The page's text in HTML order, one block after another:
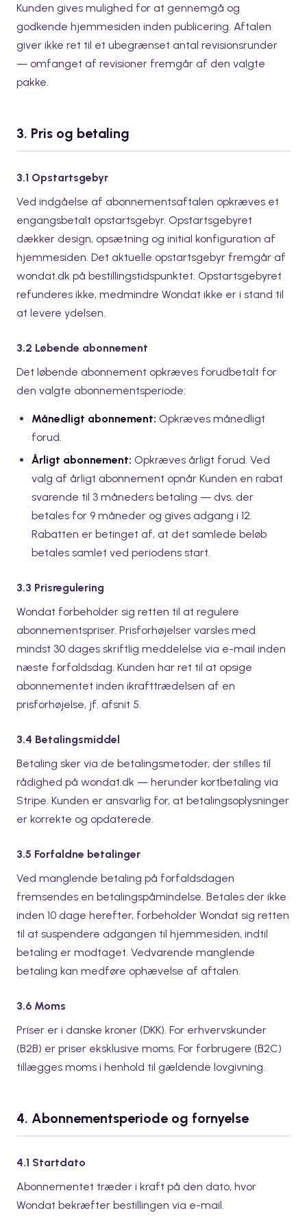
Kunden gives mulighed for at gennemgå og
godkende hjemmesiden inden publicering. Aftalen
giver ikke ret til et ubegrænset antal revisionsrunder
— omfanget af revisioner fremgår af den valgte
pakke.
3. Pris og betaling
3.1 Opstartsgebyr
Ved indgåelse af abonnementsaftalen opkræves et
engangsbetalt opstartsgebyr. Opstartsgebyret
dækker design, opsætning og initial konfiguration af
hjemmesiden. Det aktuelle opstartsgebyr fremgår af
wondat.dk på bestillingstidspunktet. Opstartsgebyret
refunderes ikke, medmindre Wondat ikke er i stand til
at levere ydelsen.
3.2 Løbende abonnement
Det løbende abonnement opkræves forudbetalt for
den valgte abonnementsperiode:
Månedligt abonnement: Opkræves månedligt
forud.
Årligt abonnement: Opkræves årligt forud. Ved
valg af årligt abonnement opnår Kunden en rabat
svarende til 3 måneders betaling — dvs. der
betales for 9 måneder og gives adgang i 12.
Rabatten er betinget af, at det samlede beløb
betales samlet ved periodens start.
3.3 Prisregulering
Wondat forbeholder sig retten til at regulere
abonnementspriser. Prisforhøjelser varsles med
mindst 30 dages skriftlig meddelelse via e-mail inden
næste forfaldsdag. Kunden har ret til at opsige
abonnementet inden ikrafttrædelsen af en
prisforhøjelse, jf. afsnit 5.
3.4 Betalingsmiddel
Betaling sker via de betalingsmetoder, der stilles til
rådighed på wondat.dk — herunder kortbetaling via
Stripe. Kunden er ansvarlig for, at betalingsoplysninger
er korrekte og opdaterede.
3.5 Forfaldne betalinger
Ved manglende betaling på forfaldsdagen
fremsendes en betalingspåmindelse. Betales der ikke
inden 10 dage herefter, forbeholder Wondat sig retten
til at suspendere adgangen til hjemmesiden, indtil
betaling er modtaget. Vedvarende manglende
betaling kan medføre ophævelse af aftalen.
3.6 Moms
Priser er i danske kroner (DKK). For erhvervskunder
(B2B) er priser eksklusive moms. For forbrugere (B2C)
tillægges moms i henhold til gældende lovgivning.
4. Abonnementsperiode og fornyelse
4.1 Startdato
Abonnementet træder i kraft på den dato, hvor
Wondat bekræfter bestillingen via e-mail.